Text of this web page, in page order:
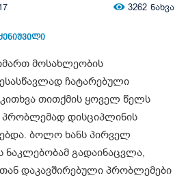
3262 ნახვა
მოსახლეობის
ჩატარებული
თითქმის ყოველ წელს
პრობლემად დისციპლინის
ბოლო ხანს პირველ
ნაკლებობამ გადაინაცვლა,
დაკავშირებული პრობლემები